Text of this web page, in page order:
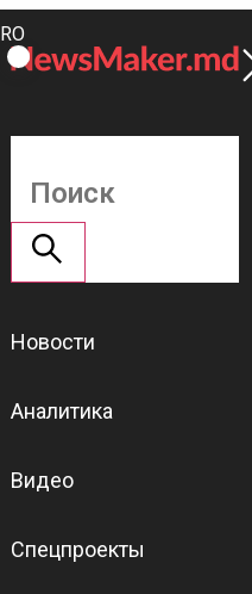
ROMÂNĂ
RU
Поддержать
NM
Новости
Аналитика
Видео
Спецпроекты